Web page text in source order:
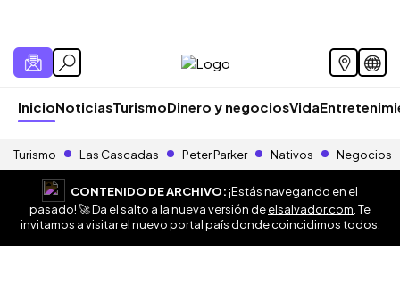
InicioNoticiasTurismoDinero y negociosVida
Turismo Las Cascadas Peter Parker Nativos Negocios
CONTENIDO DE ARCHIVO:¡Estás navegando en el
pasado! 🚀 Da el salto a la nueva versión deelsalvador.com . Te
invitamos a visitar el nuevo portal país donde coincidimos todos.